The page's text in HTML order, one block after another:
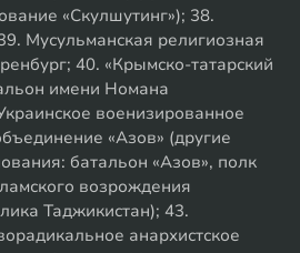
«Скулшутинг»); 38.
Мусульманская религиозная
40. «Крымско-татарский
имени Номана
военизированное
«Азов» (другие
батальон «Азов», полк
возрождения
Таджикистан); 43.
анархистское